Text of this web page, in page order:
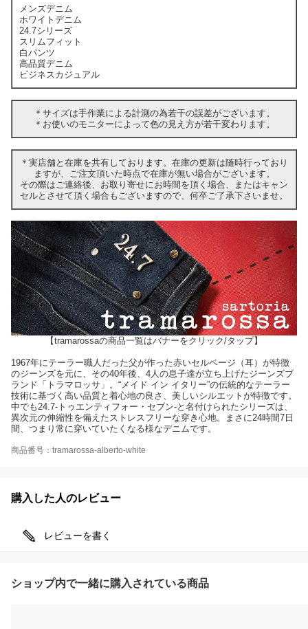
メンズデニム
ホワイトデニム
24.7シリーズ
スリムフィット
白パンツ
高品質デニム
ビジネスカジュアル
＊サイズは手作業による計測の為若干の誤差がございます。
＊お使いのモニターによって色の見え方が若干変わります。
＊実店舗と在庫を共有しております。在庫の更新は随時行っており
ますが、ご注文頂いた時点で在庫が無い場合がございます。
その際はご連絡後、お取り寄せにお時間を頂く場合、またはキャン
セルとさせて頂く場合もございますので、何卒ご了承下さいませ。
【tramarossaの商品一覧はバナーをクリック/タップ】
1967年にテーラー職人だった父が作った赤いセルベージ（耳）が特徴
のジーンズを元に、その40年後、4人の息子達が立ち上げたジーンズブ
ランド「トラマロッサ」。“メイド イン イタリー”の伝統的なテーラー
技術に基づく高い品質と着心地の良さ、美しいシルエットが特徴です。
中でも24.7-トゥエンティフォー・セブン-と名付けられたシリーズは、
異次元の伸縮性を備えたストレスフリーな穿き心地。まさに24時間7日
間、つまり常に穿いていたくなる様なデニムです。
商品番号：tramarossa-alberto-white
購入した人のレビュー
レビューを書く
ショップ内で一緒に購入されている商品